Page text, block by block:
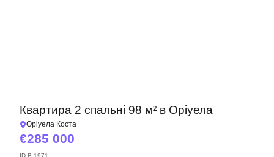
Квартира 2 спальні 98 м² в Оріуела
Оріуела Коста
285 000
ID B-1971